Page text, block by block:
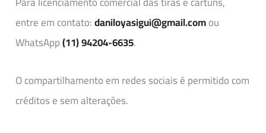
entre em contato:daniloyasigui@gmail.comou
WhatsApp(11) 94204-6635.
O compartilhamento em redes sociais é permitido com
créditos e sem alterações.